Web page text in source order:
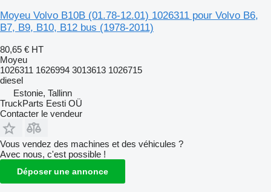
Moyeu Volvo B10B (01.78-12.01) 1026311 pour Volvo B6,
B7, B9, B10, B12 bus (1978-2011)
80,65 € HT
Moyeu
1026311 1626994 3013613 1026715
diesel
Estonie, Tallinn
TruckParts Eesti OÜ
Contacter le vendeur
Vous vendez des machines et des véhicules ?
Avec nous, c'est possible !
Déposer une annonce